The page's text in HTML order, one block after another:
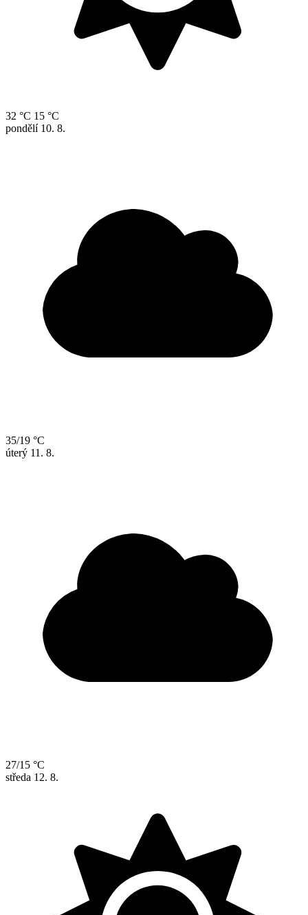
32 °C 15 °C
pondělí 10. 8.
35/19 °C
úterý 11. 8.
27/15 °C
středa 12. 8.